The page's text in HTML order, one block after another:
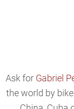
Ask for Gabriel
the world by